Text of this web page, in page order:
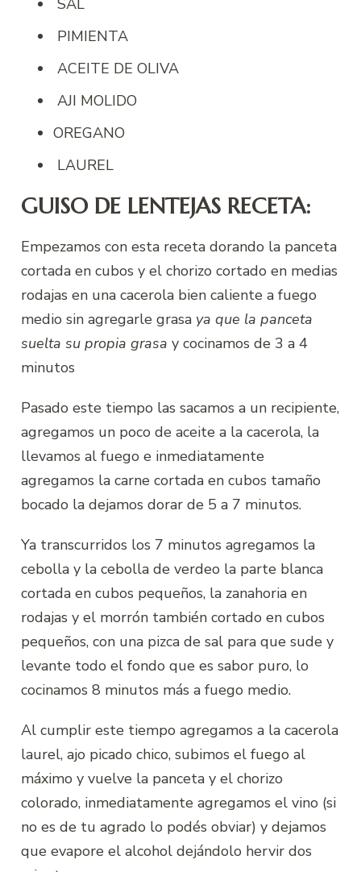
SAL
PIMIENTA
ACEITE DE OLIVA
AJI MOLIDO
OREGANO
LAUREL
GUISO DE LENTEJAS RECETA:
Empezamos con esta receta dorando la panceta
cortada en cubos y el chorizo cortado en medias
rodajas en una cacerola bien caliente a fuego
medio sin agregarle grasa ya que la panceta
suelta su propia grasa y cocinamos de 3 a 4
minutos
Pasado este tiempo las sacamos a un recipiente,
agregamos un poco de aceite a la cacerola, la
llevamos al fuego e inmediatamente
agregamos la carne cortada en cubos tamaño
bocado la dejamos dorar de 5 a 7 minutos.
Ya transcurridos los 7 minutos agregamos la
cebolla y la cebolla de verdeo la parte blanca
cortada en cubos pequeños, la zanahoria en
rodajas y el morrón también cortado en cubos
pequeños, con una pizca de sal para que sude y
levante todo el fondo que es sabor puro, lo
cocinamos 8 minutos más a fuego medio.
Al cumplir este tiempo agregamos a la cacerola
laurel, ajo picado chico, subimos el fuego al
máximo y vuelve la panceta y el chorizo
colorado, inmediatamente agregamos el vino (si
no es de tu agrado lo podés obviar) y dejamos
que evapore el alcohol dejándolo hervir dos